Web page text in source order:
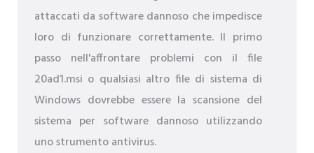
attaccati da software dannoso che impedisce
loro di funzionare correttamente. Il primo
passo nell'affrontare problemi con il file
20ad1.msi o qualsiasi altro file di sistema di
Windows dovrebbe essere la scansione del
sistema per software dannoso utilizzando
uno strumento antivirus.